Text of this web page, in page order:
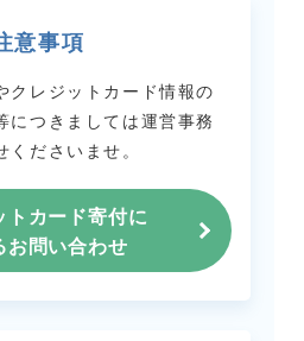
意事項
クレジットカード情報の
につきましては運営事務
ださいませ。
トカード寄付に
お問い合わせ